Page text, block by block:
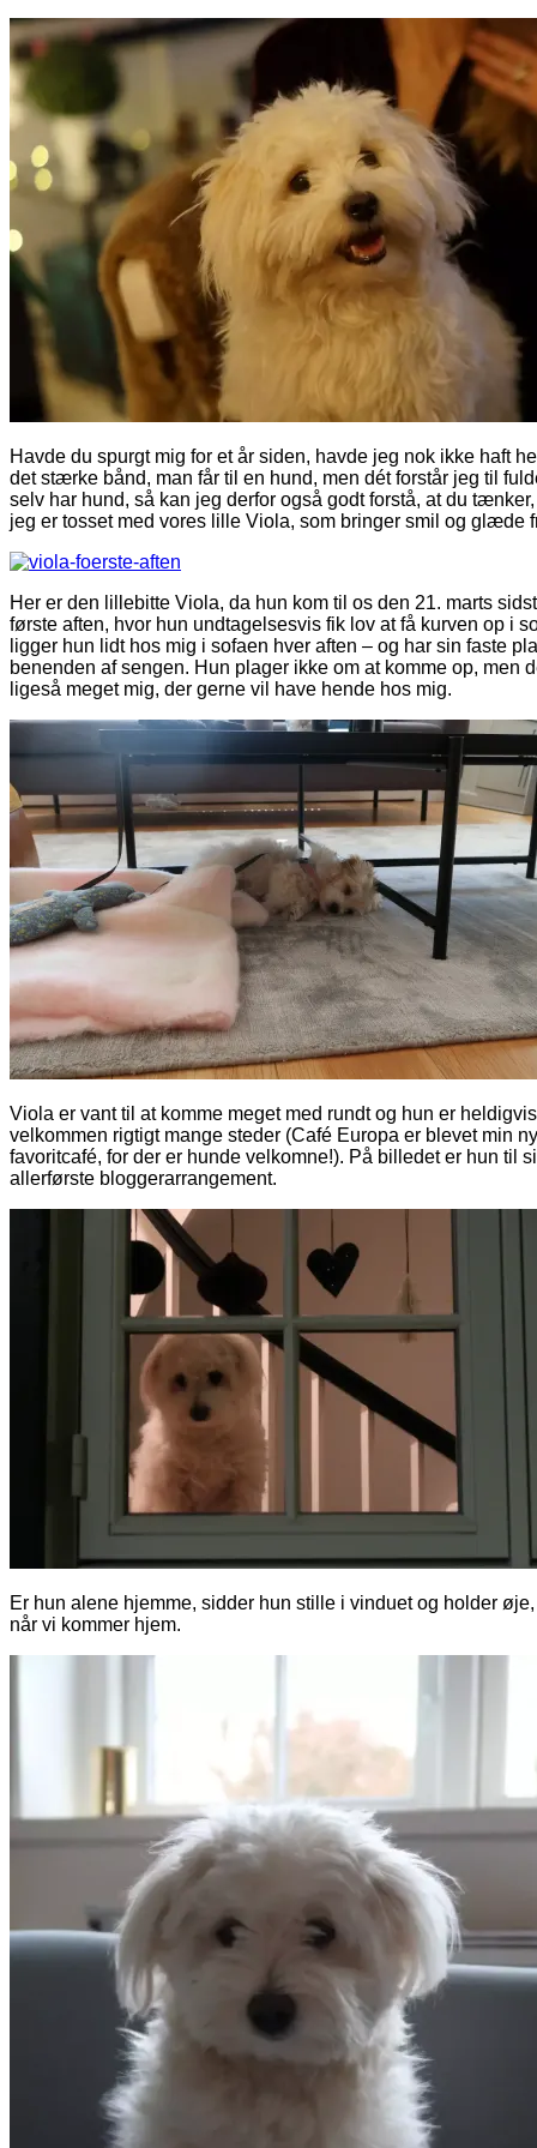
Havde du spurgt mig for et år siden, havde jeg nok ikke haft
det stærke bånd, man får til en hund, men dét forstår jeg til
selv har hund, så kan jeg derfor også godt forstå, at du
jeg er tosset med vores lille Viola, som bringer smil og glæde
Her er den lillebitte Viola, da hun kom til os den 21. marts
første aften, hvor hun undtagelsesvis fik lov at få kurven op i
ligger hun lidt hos mig i sofaen hver aften – og har sin faste
benenden af sengen. Hun plager ikke om at komme op, men
ligeså meget mig, der gerne vil have hende hos mig.
Viola er vant til at komme meget med rundt og hun er heldigvis
velkommen rigtigt mange steder (Café Europa er blevet min
favoritcafé, for der er hunde velkomne!). På billedet er hun til
allerførste bloggerarrangement.
Er hun alene hjemme, sidder hun stille i vinduet og holder øje,
når vi kommer hjem.